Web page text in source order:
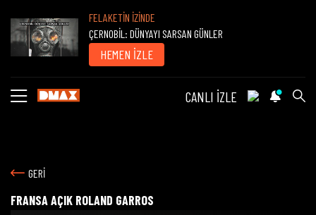
FELAKETİN İZİNDE
ÇERNOBİL: DÜNYAYI SARSAN GÜNLER
HEMEN İZLE
CANLI İZLE
GERİ
FRANSA AÇIK ROLAND GARROS